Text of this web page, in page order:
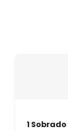
1 Sobrado